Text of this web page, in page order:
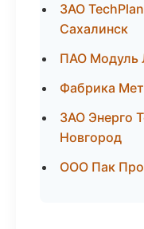
ЗАО
Сахалинск
ПАО Модуль
Фабрика
ЗАО Энерго
Новгород
ООО Пак